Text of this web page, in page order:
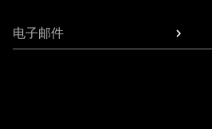
电子邮件